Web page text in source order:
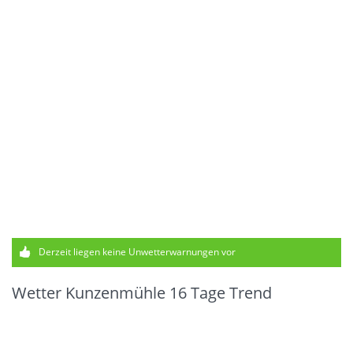
Derzeit liegen keine Unwetterwarnungen vor
Wetter Kunzenmühle 16 Tage Trend